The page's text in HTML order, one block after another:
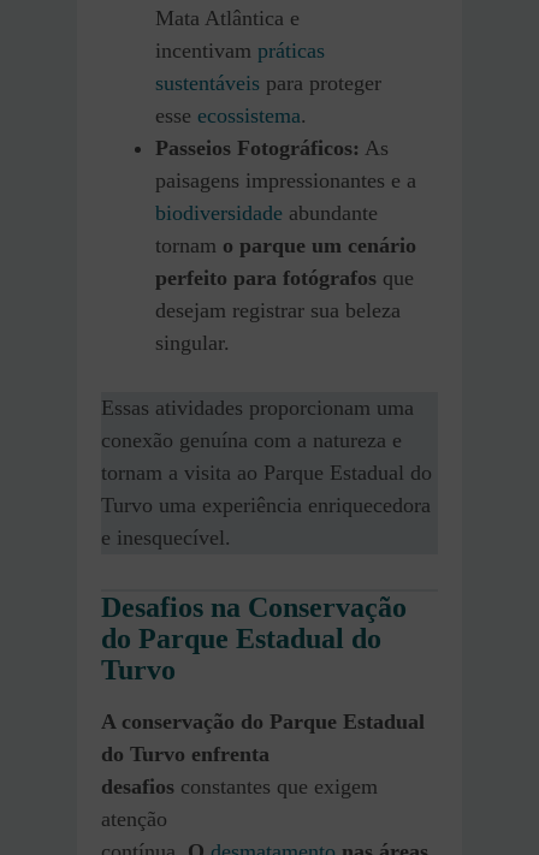
Mata Atlântica e
incentivam práticas
sustentáveis para proteger
esse ecossistema.
Passeios Fotográficos: As
paisagens impressionantes e a
biodiversidade abundante
tornam o parque um cenário
perfeito para fotógrafos que
desejam registrar sua beleza
singular.
Essas atividades proporcionam uma
conexão genuína com a natureza e
tornam a visita ao Parque Estadual do
Turvo uma experiência enriquecedora
e inesquecível.
Desafios na Conservação
do Parque Estadual do
Turvo
A conservação do Parque Estadual
do Turvo enfrenta
desafios constantes que exigem
atenção